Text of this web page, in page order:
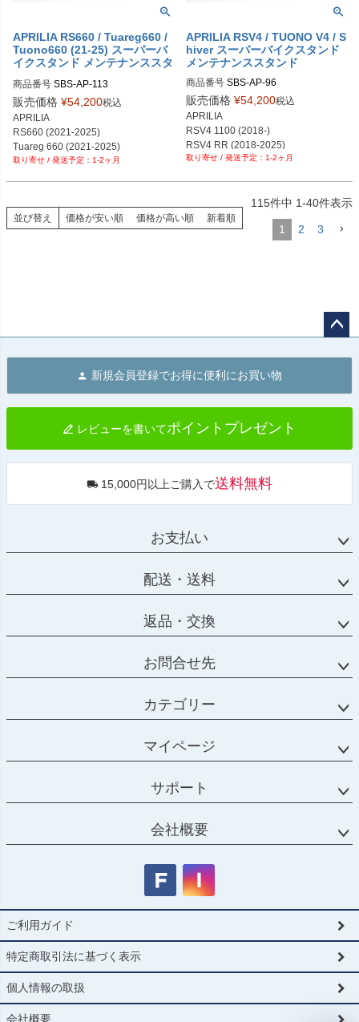
APRILIA RS660 / Tuareg660 /
Tuono660 (21-25) スーパーバ
イクスタンド メンテナンススタ
商品番号 SBS-AP-113
販売価格 ¥54,200税込
APRILIA
RS660 (2021-2025)
Tuareg 660 (2021-2025)
Tuono 660 (2021-2025)
1-2ヶ月
APRILIA RSV4 / TUONO V4 / S
hiver スーパーバイクスタンド
メンテナンススタンド
商品番号 SBS-AP-96
販売価格 ¥54,200税込
APRILIA
RSV4 1100 (2018-)
RSV4 RR (2018-2025)
Shiver 750 (2008-2016)
1-2ヶ月
並び替え 価格が安い順 価格が高い順 新着順
115件中 1-40件表示
1 2 3
へ
新規会員登録でお得に便利にお買い物
レビューを書いてポイントプレゼント
15,000円以上ご購入で送料無料
お支払い
配送・送料
返品・交換
お問合せ先
カテゴリー
マイページ
サポート
会社概要
ご利用ガイド
特定商取引法に基づく表示
個人情報の取扱
会社概要